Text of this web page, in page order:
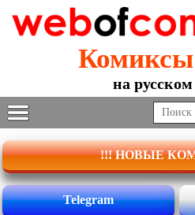
на
!!! НОВЫЕ
Telegram